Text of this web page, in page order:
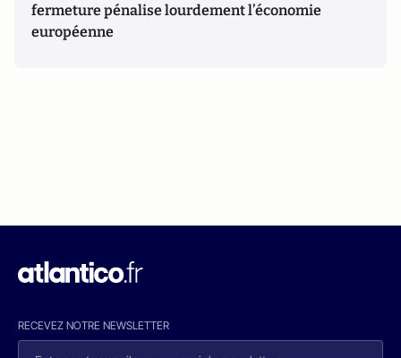
fermeture pénalise lourdement l’économie
européenne
RECEVEZ NOTRE NEWSLETTER